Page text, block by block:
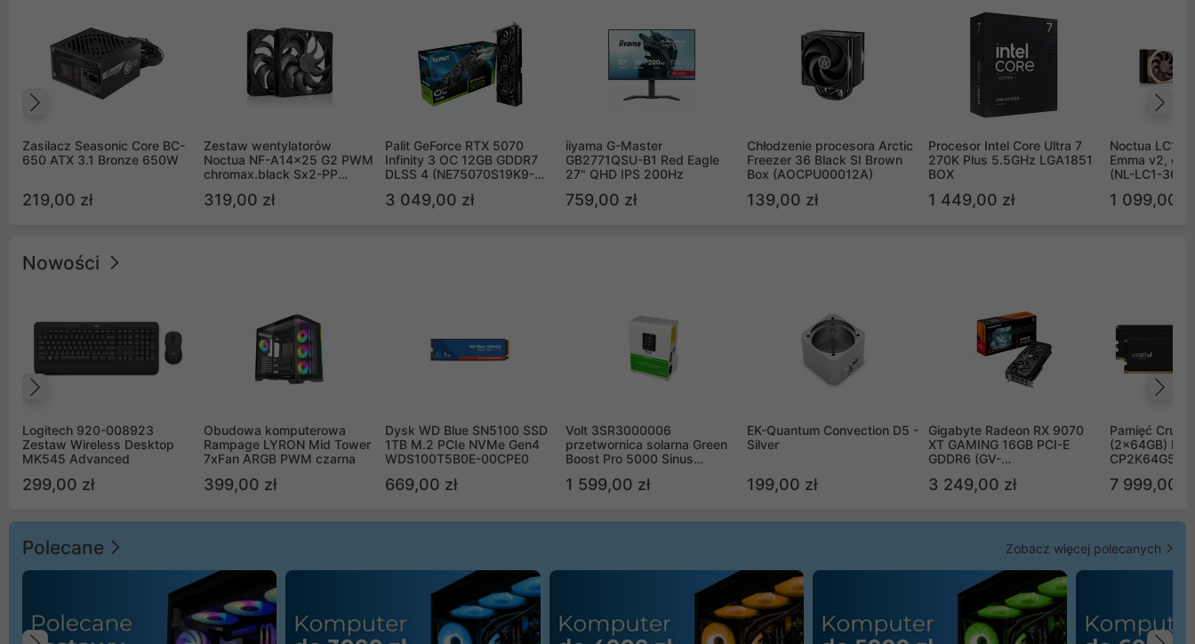
Zasilacz Seasonic Core BC-
650 ATX 3.1 Bronze 650W
219,00 zł
Zestaw wentylatorów
Noctua NF-A14x25 G2 PWM
chromax.black Sx2-PP
(2szt)
319,00 zł
Palit GeForce RTX 5070
Infinity 3 OC 12GB GDDR7
DLSS 4 (NE75070S19K9-
3 049,00 zł
iiyama G-Master
GB2771QSU-B1 Red Eagle
27" QHD IPS 200Hz
759,00 zł
Chłodzenie procesora Arctic
Freezer 36 Black SI Brown
Box (AOCPU00012A)
139,00 zł
Procesor Intel Core Ultra 7
270K Plus 5.5GHz LGA1851
BOX
1 449,00 zł
Noctua LC1
Emma v2,
(NL-LC1-36)
1 099,00 zł
Nowości
Logitech 920-008923
Zestaw Wireless Desktop
MK545 Advanced
299,00 zł
Obudowa komputerowa
Rampage LYRON Mid Tower
7xFan ARGB PWM czarna
399,00 zł
Dysk WD Blue SN5100 SSD
1TB M.2 PCIe NVMe Gen4
WDS100T5B0E-00CPE0
669,00 zł
Volt 3SR3000006
przetwornica solarna Green
Boost Pro 5000 Sinus
1 599,00 zł
EK-Quantum Convection D5 -
Silver
199,00 zł
Gigabyte Radeon RX 9070
XT GAMING 16GB PCI-E
GDDR6 (GV-
3 249,00 zł
Pamięć
(2x64GB)
7 999,00 zł
Polecane Zobacz więcej polecanych